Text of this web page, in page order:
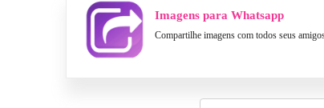
Imagens para Whatsapp
Compartilhe imagens com todos seus